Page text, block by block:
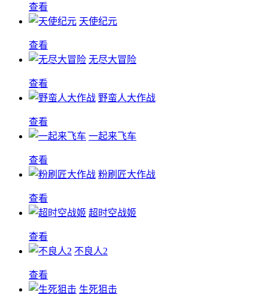
查看
天使纪元
查看
无尽大冒险
查看
野蛮人大作战
查看
一起来飞车
查看
粉刷匠大作战
查看
超时空战姬
查看
不良人2
查看
生死狙击